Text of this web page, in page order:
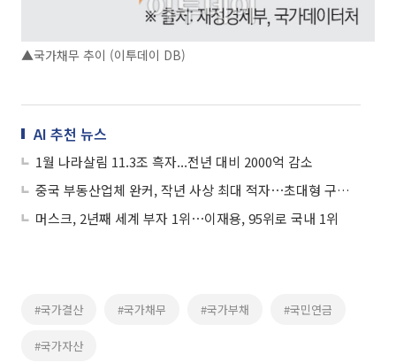
▲국가채무 추이 (이투데이 DB)
AI 추천 뉴스
1월 나라살림 11.3조 흑자...전년 대비 2000억 감소
중국 부동산업체 완커, 작년 사상 최대 적자⋯초대형 구조조정 전망
머스크, 2년째 세계 부자 1위⋯이재용, 95위로 국내 1위
#국가결산 #국가채무 #국가부채 #국민연금
#국가자산